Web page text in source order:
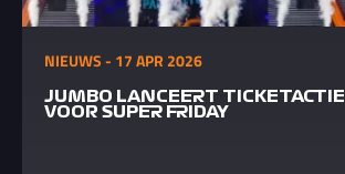
NIEUWS - 17 APR 2026
JUMBO LANCEERT TICKETACTIE
VOOR SUPER FRIDAY